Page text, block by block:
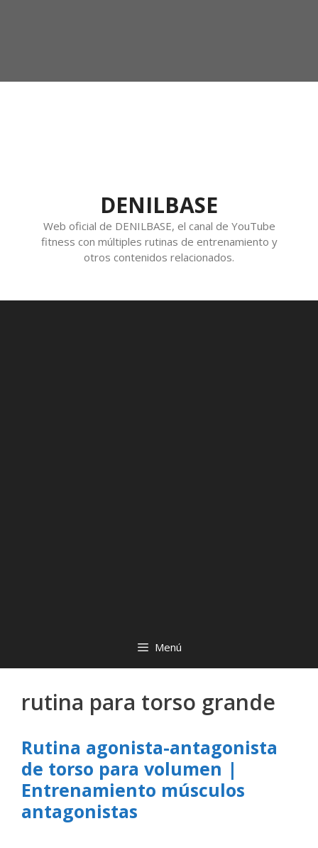
DENILBASE
Web oficial de DENILBASE, el canal de YouTube
fitness con múltiples rutinas de entrenamiento y
otros contenidos relacionados.
Menú
rutina para torso grande
Rutina agonista-antagonista
de torso para volumen |
Entrenamiento músculos
antagonistas